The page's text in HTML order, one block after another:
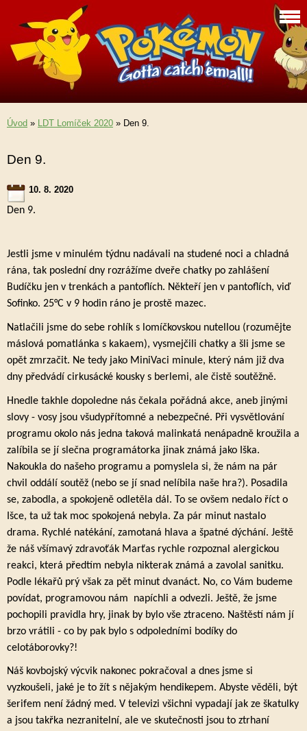
Úvod » LDT Lomíček 2020 » Den 9.
Den 9.
10. 8. 2020
Den 9.
Jestli jsme v minulém týdnu nadávali na studené noci a chladná
rána, tak poslední dny rozrážíme dveře chatky po zahlášení
Budíčku jen v trenkách a pantoflích. Někteří jen v pantoflích, viď
Sofinko. 25°C v 9 hodin ráno je prostě mazec.
Natlačili jsme do sebe rohlík s lomíčkovskou nutellou (rozumějte
máslová pomatlánka s kakaem), vysmejčili chatky a šli jsme se
opět zmrzačit. Ne tedy jako MiniVaci minule, který nám již dva
dny předvádí cirkusácké kousky s berlemi, ale čistě soutěžně.
Hnedle takhle dopoledne nás čekala pořádná akce, aneb jinými
slovy - vosy jsou všudypřítomné a nebezpečné. Při vysvětlování
programu okolo nás jedna taková malinkatá nenápadně kroužila a
zalíbila se jí slečna programátorka jinak známá jako Iška.
Nakoukla do našeho programu a pomyslela si, že nám na pár
chvil oddálí soutěž (nebo se jí snad nelíbila naše hra?). Posadila
se, zabodla, a spokojeně odletěla dál. To se ovšem nedalo říct o
Išce, ta už tak moc spokojená nebyla. Za pár minut nastalo
drama. Rychlé natékání, zamotaná hlava a špatné dýchání. Ještě
že náš všímavý zdravoťák Marťas rychle rozpoznal alergickou
reakci, která předtím nebyla nikterak známá a zavolal sanitku.
Podle lékařů prý však za pět minut dvanáct. No, co Vám budeme
povídat, programovou nám napíchli a odvezli. Ještě, že jsme
pochopili pravidla hry, jinak by bylo vše ztraceno. Naštěstí nám jí
brzo vrátili - co by pak bylo s odpoledními bodíky do
celotáborovky?!
Náš kovbojský výcvik nakonec pokračoval a dnes jsme si
vyzkoušeli, jaké je to žít s nějakým hendikepem. Abyste věděli, být
šerifem není žádný med. V televizi všichni vypadají jak ze škatulky
a jsou takřka nezranitelní, ale ve skutečnosti jsou to ztrhaní